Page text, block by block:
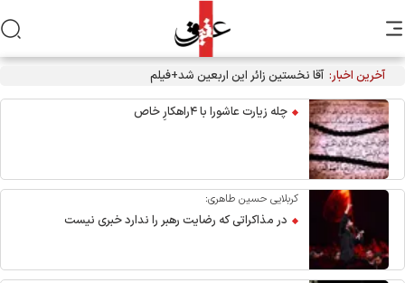
آخرین اخبار: آقا نخستین زائر این اربعین شد+فیلم
چله زیارت عاشورا با ۴راهکارِ خاص
کربلایی حسین طاهری:
در مذاکراتی که رضایت رهبر را ندارد خبری نیست